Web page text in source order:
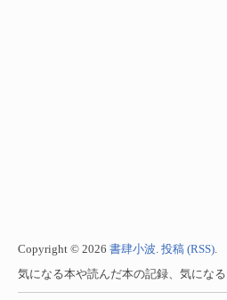
Copyright © 2026 書肆小波. 投稿 (RSS).
気になる本や読んだ本の記録、気にな